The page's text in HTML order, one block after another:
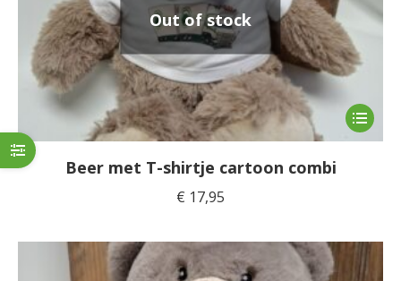
Dit
product
optie
kan
Out of stock
Beer met T-shirtje cartoon combi
€ 17,95